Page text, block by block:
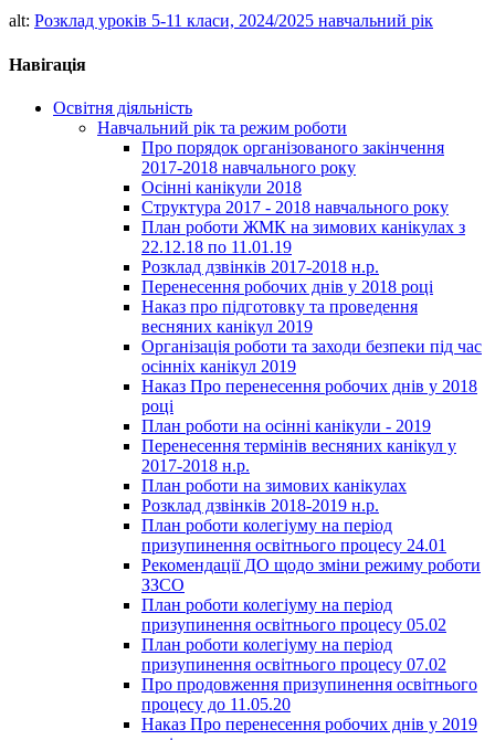
alt: Розклад уроків 5-11 класи, 2024/2025 навчальний рік
Навігація
Освітня діяльність
Навчальний рік та режим роботи
Про порядок організованого закінчення
2017-2018 навчального року
Осінні канікули 2018
Структура 2017 - 2018 навчального року
План роботи ЖМК на зимових канікулах з
22.12.18 по 11.01.19
Розклад дзвінків 2017-2018 н.р.
Перенесення робочих днів у 2018 році
Наказ про підготовку та проведення
весняних канікул 2019
Організація роботи та заходи безпеки під час
осінніх канікул 2019
Наказ Про перенесення робочих днів у 2018
році
План роботи на осінні канікули - 2019
Перенесення термінів весняних канікул у
2017-2018 н.р.
План роботи на зимових канікулах
Розклад дзвінків 2018-2019 н.р.
План роботи колегіуму на період
призупинення освітнього процесу 24.01
Рекомендації ДО щодо зміни режиму роботи
ЗЗСО
План роботи колегіуму на період
призупинення освітнього процесу 05.02
План роботи колегіуму на період
призупинення освітнього процесу 07.02
Про продовження призупинення освітнього
процесу до 11.05.20
Наказ Про перенесення робочих днів у 2019